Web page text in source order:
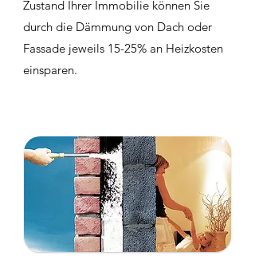
Zustand Ihrer Immobilie können Sie
durch die Dämmung von Dach oder
Fassade jeweils 15-25% an Heizkosten
einsparen.